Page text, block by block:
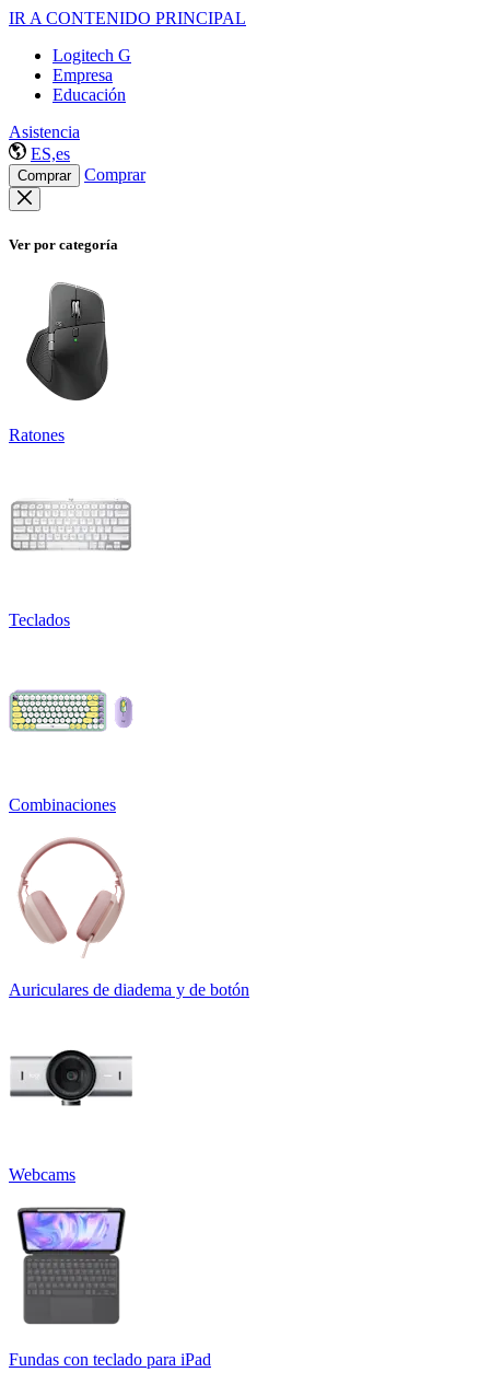
IR A CONTENIDO PRINCIPAL
Logitech G
Empresa
Educación
Asistencia
ES,es
Comprar Comprar
Ver por categoría
Ratones
Teclados
Combinaciones
Auriculares de diadema y de botón
Webcams
Fundas con teclado para iPad